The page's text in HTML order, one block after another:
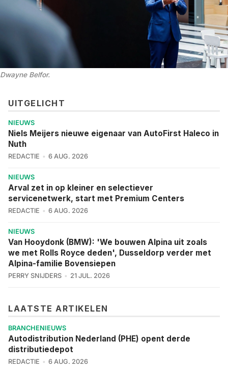
Dwayne Belfor.
UITGELICHT
NIEUWS
Niels Meijers nieuwe eigenaar van AutoFirst Haleco in
Nuth
REDACTIE 6 AUG. 2026
NIEUWS
Arval zet in op kleiner en selectiever
servicenetwerk, start met Premium Centers
REDACTIE 6 AUG. 2026
NIEUWS
Van Hooydonk (BMW): 'We bouwen Alpina uit zoals
we met Rolls Royce deden', Dusseldorp verder met
Alpina-familie Bovensiepen
PERRY SNIJDERS 21 JUL. 2026
LAATSTE ARTIKELEN
BRANCHENIEUWS
Autodistribution Nederland (PHE) opent derde
distributiedepot
REDACTIE 6 AUG. 2026